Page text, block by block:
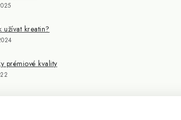
užívat kreatin?
prémiové kvality